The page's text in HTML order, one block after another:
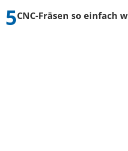
CNC-Fräsen so einfach